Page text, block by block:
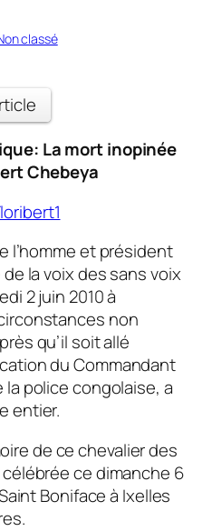
classé
La mort inopinée
Chebeya
l’homme et président
la voix des sans voix
2 juin 2010 à
non
qu’il soit allé
du Commandant
la police congolaise, a
entier.
de ce chevalier des
ce dimanche 6
Boniface à Ixelles